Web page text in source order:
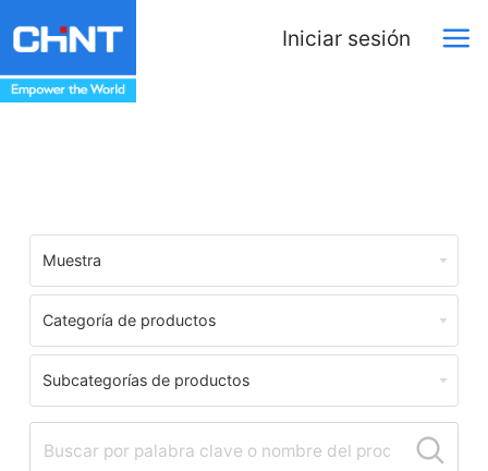
Iniciar sesión
Muestra
Categoría de productos
Subcategorías de productos